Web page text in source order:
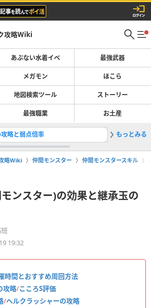
攻略Wiki
あぶない水着イベ 最強武器
メガモン ほこら
地図検索ツール ストーリー
最強職業 お土産
略と弱点倍率 2ガチャ(
もっとみる
略Wiki 仲間モンスター 仲間モンスタースキル
ンスター)の効果と継承玉の
19:32
時間とおすすめ周回方法
攻略/こころS評価
/ヘルクラッシャーの攻略